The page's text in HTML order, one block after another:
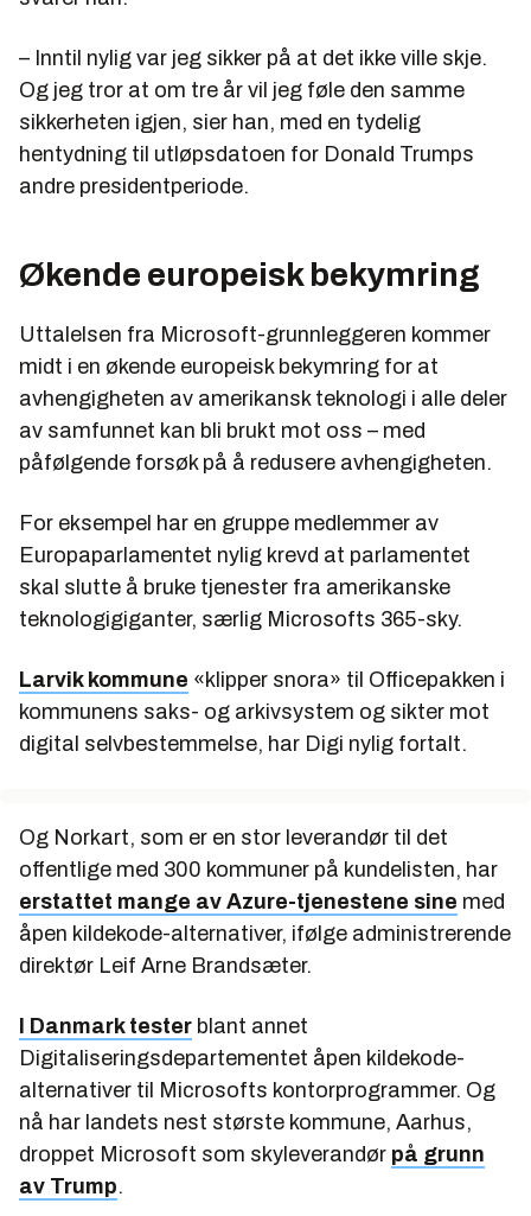
– Inntil nylig var jeg sikker på at det ikke ville skje.
Og jeg tror at om tre år vil jeg føle den samme
sikkerheten igjen, sier han, med en tydelig
hentydning til utløpsdatoen for Donald Trumps
andre presidentperiode.
Økende europeisk bekymring
Uttalelsen fra Microsoft-grunnleggeren kommer
midt i en økende europeisk bekymring for at
avhengigheten av amerikansk teknologi i alle deler
av samfunnet kan bli brukt mot oss – med
påfølgende forsøk på å redusere avhengigheten.
For eksempel har en gruppe medlemmer av
Europaparlamentet nylig krevd at parlamentet
skal slutte å bruke tjenester fra amerikanske
teknologigiganter, særlig Microsofts 365-sky.
Larvik kommune «klipper snora» til Officepakken i
kommunens saks- og arkivsystem og sikter mot
digital selvbestemmelse, har Digi nylig fortalt.
Og Norkart, som er en stor leverandør til det
offentlige med 300 kommuner på kundelisten, har
erstattet mange av Azure-tjenestene sine med
åpen kildekode-alternativer, ifølge administrerende
direktør Leif Arne Brandsæter.
I Danmark tester blant annet
Digitaliseringsdepartementet åpen kildekode-
alternativer til Microsofts kontorprogrammer. Og
nå har landets nest største kommune, Aarhus,
droppet Microsoft som skyleverandør på grunn
av Trump.